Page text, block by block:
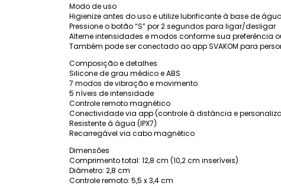
Modo de uso
Higienize antes do uso e utilize lubrificante à base de
Pressione o botão “S” por 2 segundos para ligar/desligar
Alterne intensidades e modos conforme sua preferência
Também pode ser conectado ao app SVAKOM para
Composição e detalhes
Silicone de grau médico e ABS
7 modos de vibração e movimento
5 níveis de intensidade
Controle remoto magnético
Conectividade via app (controle à distância e
Resistente à água (IPX7)
Recarregável via cabo magnético
Dimensões
Comprimento total: 12,8 cm (10,2 cm inseríveis)
Diâmetro: 2,8 cm
Controle remoto: 5,5 x 3,4 cm